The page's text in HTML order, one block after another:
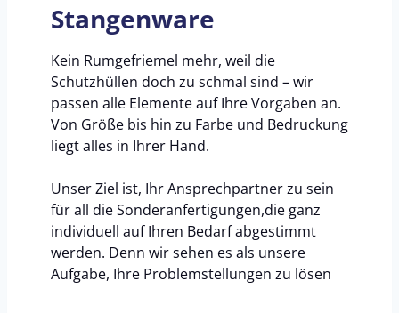
Stangenware
Kein Rumgefriemel mehr, weil die
Schutzhüllen doch zu schmal sind – wir
passen alle Elemente auf Ihre Vorgaben an.
Von Größe bis hin zu Farbe und Bedruckung
liegt alles in Ihrer Hand.
Unser Ziel ist, Ihr Ansprechpartner zu sein
für all die Sonderanfertigungen,die ganz
individuell auf Ihren Bedarf abgestimmt
werden. Denn wir sehen es als unsere
Aufgabe, Ihre Problemstellungen zu lösen